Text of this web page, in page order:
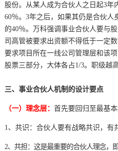
股份。从某人成为合伙人之日起3
60％。3年之后，如果其仍是合伙人
的40％。万科强调事业合伙人要与
司高管被要求出资额不得低于一定
要求项目所在一线公司管理层和该
股票三部分，大体各占1/3。职级越
三、事业合伙人机制的设计要点
（一）理念层： 首先要回归至最基
1、共识：合伙人要有战略共识，有
2、共担：这是最重要的合伙人理念，